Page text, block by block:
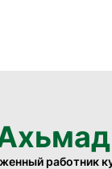
работник